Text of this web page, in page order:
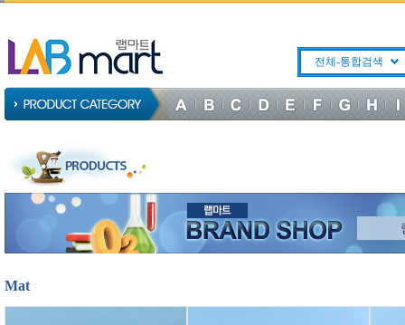
전체-통합검색
Mat